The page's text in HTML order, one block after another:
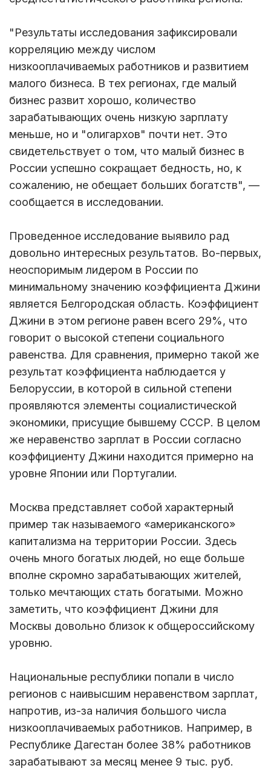
"Результаты исследования зафиксировали
корреляцию между числом
низкооплачиваемых работников и развитием
малого бизнеса. В тех регионах, где малый
бизнес развит хорошо, количество
зарабатывающих очень низкую зарплату
меньше, но и "олигархов" почти нет. Это
свидетельствует о том, что малый бизнес в
России успешно сокращает бедность, но, к
сожалению, не обещает больших богатств", —
сообщается в исследовании.
Проведенное исследование выявило рад
довольно интересных результатов. Во-первых,
неоспоримым лидером в России по
минимальному значению коэффициента Джини
является Белгородская область. Коэффициент
Джини в этом регионе равен всего 29%, что
говорит о высокой степени социального
равенства. Для сравнения, примерно такой же
результат коэффициента наблюдается у
Белоруссии, в которой в сильной степени
проявляются элементы социалистической
экономики, присущие бывшему СССР. В целом
же неравенство зарплат в России согласно
коэффициенту Джини находится примерно на
уровне Японии или Португалии.
Москва представляет собой характерный
пример так называемого «американского»
капитализма на территории России. Здесь
очень много богатых людей, но еще больше
вполне скромно зарабатывающих жителей,
только мечтающих стать богатыми. Можно
заметить, что коэффициент Джини для
Москвы довольно близок к общероссийскому
уровню.
Национальные республики попали в число
регионов с наивысшим неравенством зарплат,
напротив, из-за наличия большого числа
низкооплачиваемых работников. Например, в
Республике Дагестан более 38% работников
зарабатывают за месяц менее 9 тыс. руб.